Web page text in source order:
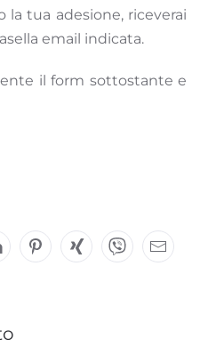
la tua adesione, riceverai
email indicata.
il form sottostante e